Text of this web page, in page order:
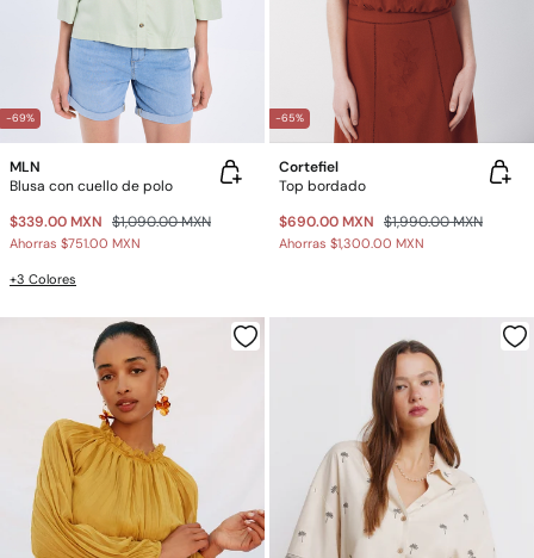
-69%
MLN
Blusa con cuello de polo
$339.00 MXN $1,090.00 MXN
Ahorras $751.00 MXN
+3 Colores
-65%
Cortefiel
Top bordado
$690.00 MXN $1,990.00 MXN
Ahorras $1,300.00 MXN